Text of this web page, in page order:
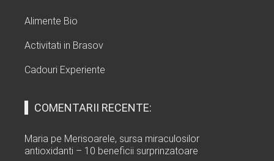
Alimente Bio
Activitati in Brasov
Cadouri Experiente
COMENTARII RECENTE:
Maria pe Merisoarele, sursa miraculosilor
antioxidanti – 10 beneficii surprinzatoare